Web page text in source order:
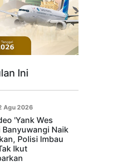
Ini
Agu 2026
'Yank Wes
Banyuwangi Naik
Polisi Imbau
Ikut